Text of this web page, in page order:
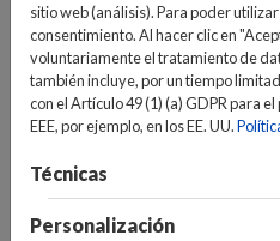
sitio web (análisis). Para poder
consentimiento. Al hacer clic en
voluntariamente el tratamiento de
también incluye, por un tiempo
con el Artículo 49 (1) (a) GDPR para
EEE, por ejemplo, en los EE. UU.
Técnicas
Personalización